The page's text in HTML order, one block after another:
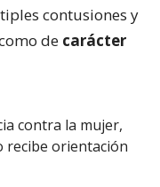
contusiones y
de carácter
contra la mujer,
recibe orientación